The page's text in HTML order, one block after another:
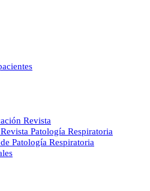
Revista
Patología Respiratoria
Patología Respiratoria